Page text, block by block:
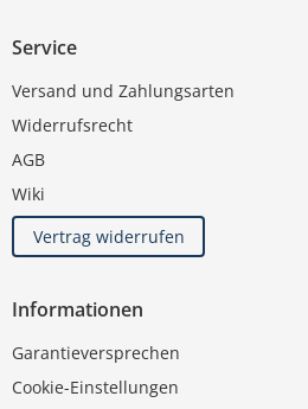
Service
Versand und Zahlungsarten
Widerrufsrecht
AGB
Wiki
Vertrag widerrufen
Informationen
Garantieversprechen
Cookie-Einstellungen